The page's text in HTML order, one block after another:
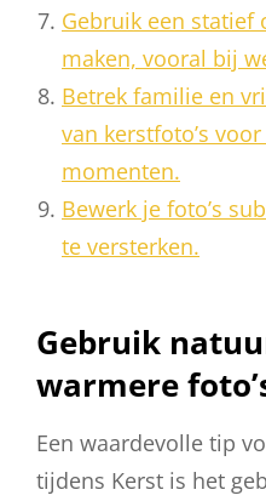
Gebruik een statief
maken, vooral bij
Betrek familie en
van kerstfoto’s
momenten.
Bewerk je foto’s
te versterken.
Gebruik
warmere
Een waardevolle tip
tijdens Kerst is het